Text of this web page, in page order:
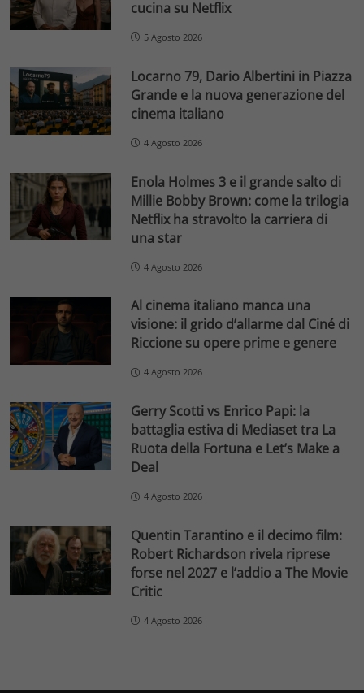
cucina su Netflix
5 Agosto 2026
Locarno 79, Dario Albertini in Piazza
Grande e la nuova generazione del
cinema italiano
4 Agosto 2026
Enola Holmes 3 e il grande salto di
Millie Bobby Brown: come la trilogia
Netflix ha stravolto la carriera di
una star
4 Agosto 2026
Al cinema italiano manca una
visione: il grido d’allarme dal Ciné di
Riccione su opere prime e genere
4 Agosto 2026
Gerry Scotti vs Enrico Papi: la
battaglia estiva di Mediaset tra La
Ruota della Fortuna e Let’s Make a
Deal
4 Agosto 2026
Quentin Tarantino e il decimo film:
Robert Richardson rivela riprese
forse nel 2027 e l’addio a The Movie
Critic
4 Agosto 2026